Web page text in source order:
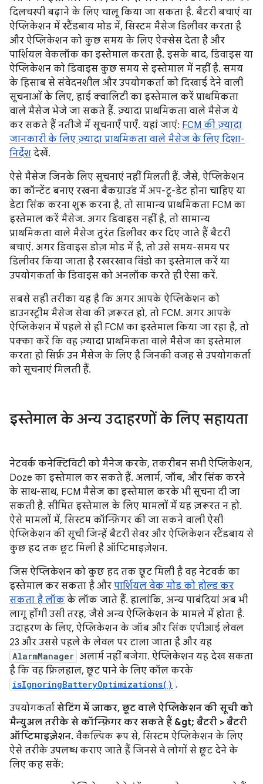
दिलचस्पी बढ़ाने के लिए चालू किया जा सकता है. बैटरी बचाएं या
ऐप्लिकेशन में स्टैंडबाय मोड में, सिस्टम मैसेज डिलीवर करता है
और ऐप्लिकेशन को कुछ समय के लिए ऐक्सेस देता है और
पार्शियल वेकलॉक का इस्तेमाल करता है. इसके बाद, डिवाइस या
ऐप्लिकेशन को डिवाइस कुछ समय से इस्तेमाल में नहीं है. समय
के हिसाब से संवेदनशील और उपयोगकर्ता को दिखाई देने वाली
सूचनाओं के लिए, हाई क्वालिटी का इस्तेमाल करें प्राथमिकता
वाले मैसेज भेजे जा सकते हैं. ज़्यादा प्राथमिकता वाले मैसेज ये
कर सकते हैं नतीजे में सूचनाएँ पाएँ. यहां जाएं: FCM की ज़्यादा
जानकारी के लिए ज़्यादा प्राथमिकता वाले मैसेज के लिए दिशा-
निर्देश देखें.
ऐसे मैसेज जिनके लिए सूचनाएं नहीं मिलती हैं. जैसे, ऐप्लिकेशन
का कॉन्टेंट बनाए रखना बैकग्राउंड में अप-टू-डेट होना चाहिए या
डेटा सिंक करना शुरू करना है, तो सामान्य प्राथमिकता FCM का
इस्तेमाल करें मैसेज. अगर डिवाइस नहीं है, तो सामान्य
प्राथमिकता वाले मैसेज तुरंत डिलीवर कर दिए जाते हैं बैटरी
बचाएं. अगर डिवाइस डोज़ मोड में है, तो उसे समय-समय पर
डिलीवर किया जाता है रखरखाव विंडो का इस्तेमाल करें या
उपयोगकर्ता के डिवाइस को अनलॉक करते ही ऐसा करें.
सबसे सही तरीका यह है कि अगर आपके ऐप्लिकेशन को
डाउनस्ट्रीम मैसेज सेवा की ज़रूरत हो, तो FCM. अगर आपके
ऐप्लिकेशन में पहले से ही FCM का इस्तेमाल किया जा रहा है, तो
पक्का करें कि वह ज़्यादा प्राथमिकता वाले मैसेज का इस्तेमाल
करता हो सिर्फ़ उन मैसेज के लिए है जिनकी वजह से उपयोगकर्ता
को सूचनाएं मिलती हैं.
इस्तेमाल के अन्य उदाहरणों के लिए सहायता
नेटवर्क कनेक्टिविटी को मैनेज करके, तकरीबन सभी ऐप्लिकेशन,
Doze का इस्तेमाल कर सकते हैं. अलार्म, जॉब, और सिंक करने
के साथ-साथ, FCM मैसेज का इस्तेमाल करके भी सूचना दी जा
सकती है. सीमित इस्तेमाल के लिए मामलों में यह ज़रूरत न हो.
ऐसे मामलों में, सिस्टम कॉन्फ़िगर की जा सकने वाली ऐसी
ऐप्लिकेशन की सूची जिन्हें बैटरी सेवर और ऐप्लिकेशन स्टैंडबाय से
कुछ हद तक छूट मिली है ऑप्टिमाइज़ेशन.
जिस ऐप्लिकेशन को कुछ हद तक छूट मिली है वह नेटवर्क का
इस्तेमाल कर सकता है और पार्शियल वेक मोड को होल्ड कर
सकता है लॉक के लॉक जाते हैं. हालांकि, अन्य पाबंदियां अब भी
लागू होंगी उसी तरह, जैसे अन्य ऐप्लिकेशन के मामले में होता है.
उदाहरण के लिए, ऐप्लिकेशन के जॉब और सिंक एपीआई लेवल
23 और उससे पहले के लेवल पर टाला जाता है और यह
AlarmManager अलार्म नहीं बजेगा. ऐप्लिकेशन यह देख सकता
है कि वह फ़िलहाल, छूट पाने के लिए कॉल करके
isIgnoringBatteryOptimizations() .
उपयोगकर्ता सेटिंग में जाकर, छूट वाले ऐप्लिकेशन की सूची को
मैन्युअल तरीके से कॉन्फ़िगर कर सकते हैं &gt; बैटरी > बैटरी
ऑप्टिमाइज़ेशन. वैकल्पिक रूप से, सिस्टम ऐप्लिकेशन के लिए
ऐसे तरीके उपलब्ध कराए जाते हैं जिनसे वे लोगों से छूट देने के
लिए कह सकें: